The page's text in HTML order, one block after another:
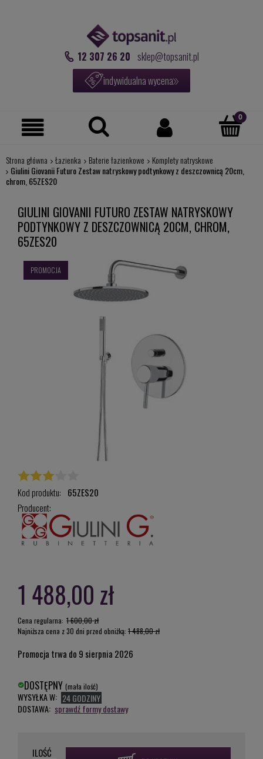
12 307 26 20 sklep@topsanit.pl
indywidualna wycena
Strona główna Łazienka Baterie łazienkowe
Komplety natryskowe
Giulini Giovanii Futuro Zestaw natryskowy podtynkowy z deszczownicą 20cm,
chrom, 65ZES20
GIULINI GIOVANII FUTURO ZESTAW NATRYSKOWY
PODTYNKOWY Z DESZCZOWNICĄ 20CM, CHROM,
65ZES20
PROMOCJA
Kod produktu: 65ZES20
Producent:
1 488,00 zł
Cena regularna: 1 600,00 zł
Najniższa cena z 30 dni przed obniżką: 1 488,00 zł
Promocja trwa do 9 sierpnia 2026
DOSTĘPNY (mała ilość)
WYSYŁKA W: 24 GODZINY
DOSTAWA: sprawdź formy dostawy
ILOŚĆ